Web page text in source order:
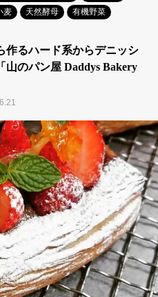
麦 天然酵母
有機野菜
作るハード系からデニッシ
山のパン屋 Daddys Bakery